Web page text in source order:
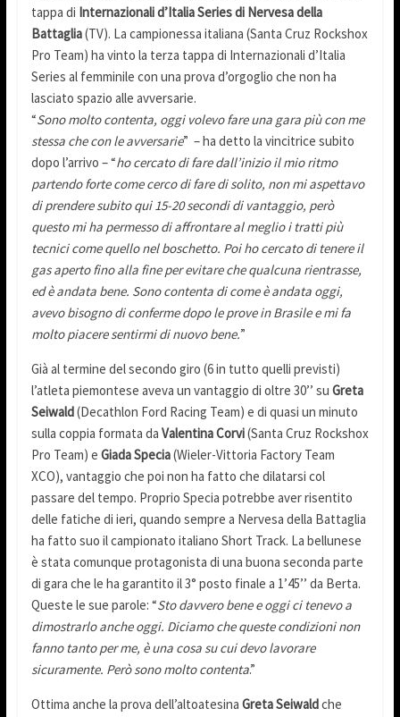
tappa di Internazionali d’Italia Series di Nervesa della
Battaglia(TV). La campionessa italiana (Santa Cruz Rockshox
Pro Team) ha vinto la terza tappa di Internazionali d’Italia
Series al femminile con una prova d’orgoglio che non ha
lasciato spazio alle avversarie.
“Sono molto contenta, oggi volevo fare una gara più con me
stessa che con le avversarie” – ha detto la vincitrice subito
dopo l’arrivo – “ho cercato di fare dall’inizio il mio ritmo
partendo forte come cerco di fare di solito, non mi aspettavo
di prendere subito qui 15-20 secondi di vantaggio, però
questo mi ha permesso di affrontare al meglio i tratti più
tecnici come quello nel boschetto. Poi ho cercato di tenere il
gas aperto fino alla fine per evitare che qualcuna rientrasse,
ed è andata bene. Sono contenta di come è andata oggi,
avevo bisogno di conferme dopo le prove in Brasile e mi fa
molto piacere sentirmi di nuovo bene.”
Già al termine del secondo giro (6 in tutto quelli previsti)
l’atleta piemontese aveva un vantaggio di oltre 30’’ su Greta
Seiwald(Decathlon Ford Racing Team) e di quasi un minuto
sulla coppia formata da Valentina Corvi(Santa Cruz Rockshox
Pro Team) e Giada Specia(Wieler-Vittoria Factory Team
XCO), vantaggio che poi non ha fatto che dilatarsi col
passare del tempo. Proprio Specia potrebbe aver risentito
delle fatiche di ieri, quando sempre a Nervesa della Battaglia
ha fatto suo il campionato italiano Short Track. La bellunese
è stata comunque protagonista di una buona seconda parte
di gara che le ha garantito il 3° posto finale a 1’45’’ da Berta.
Queste le sue parole: “Sto davvero bene e oggi ci tenevo a
dimostrarlo anche oggi. Diciamo che queste condizioni non
fanno tanto per me, è una cosa su cui devo lavorare
sicuramente. Però sono molto contenta.”
Ottima anche la prova dell’altoatesina Greta Seiwaldche